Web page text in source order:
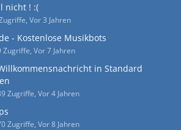
nicht ! :(
Vor 3 Jahren
- Kostenlose Musikbots
Vor 7 Jahren
in Standard
Zugriffe, Vor 4 Jahren
Zugriffe, Vor 8 Jahren